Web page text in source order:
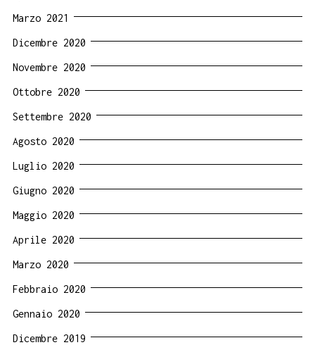
Marzo 2021
Dicembre 2020
Novembre 2020
Ottobre 2020
Settembre 2020
Agosto 2020
Luglio 2020
Giugno 2020
Maggio 2020
Aprile 2020
Marzo 2020
Febbraio 2020
Gennaio 2020
Dicembre 2019